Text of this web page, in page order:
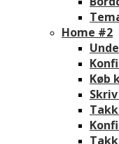
Home #2
Køb